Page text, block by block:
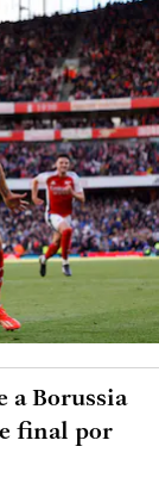
a Borussia
final por